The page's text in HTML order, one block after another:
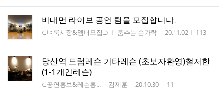
비대면 라이브 공연 팀을 모집합니다.
게시판명
⊂벼룩시장&멤버모집⊃ 작성자
춤추는 손가락 작성시간
20.11.02 조회수
113
당산역 드럼레슨 기타레슨 (초보자환영)철저한
(1-1개인레슨)
게시판명
⊂공연홍보&레슨홍... 작성자
김제훈 작성시간
20.10.30 조회수
11